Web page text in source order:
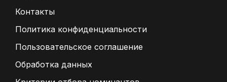
Контакты
Политика конфиденциальности
Пользовательское соглашение
Обработка данных